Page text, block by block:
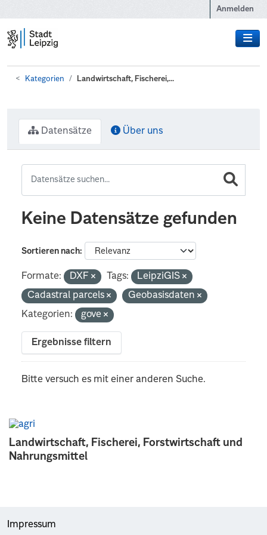
Anmelden
Kategorien Landwirtschaft, Fischerei,...
Landwirtschaft, Fischerei, Forstwirtschaft und
Nahrungsmittel
Datensätze Über uns
Keine Datensätze gefunden
Sortieren nach
Formate: DXF Tags:
LeipziGIS
Cadastral parcels
Geobasisdaten
Kategorien:
gove
Ergebnisse filtern
Bitte versuch es mit einer anderen Suche.
Impressum